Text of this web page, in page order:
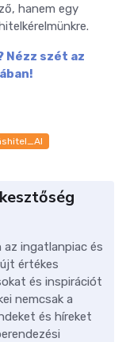
hanem egy
Nézz szét az
ingatlanpiac és
értékes
és inspirációt
nemcsak a
és híreket